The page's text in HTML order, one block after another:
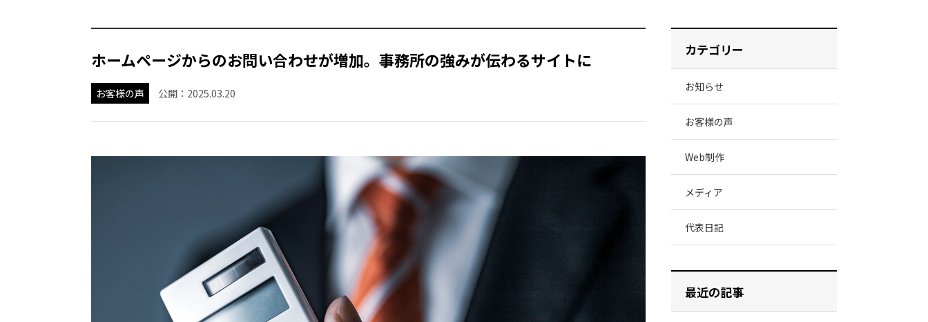
ホームページからのお問い合わせが増加。事務所の強みが伝わるサイトに
お客様の声 公開： 2025.03.20
カテゴリー
お知らせ
お客様の声
Web制作
メディア
代表日記
最近の記事